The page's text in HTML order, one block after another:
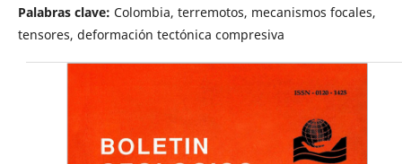
Palabras clave: Colombia, terremotos, mecanismos focales,
tensores, deformación tectónica compresiva